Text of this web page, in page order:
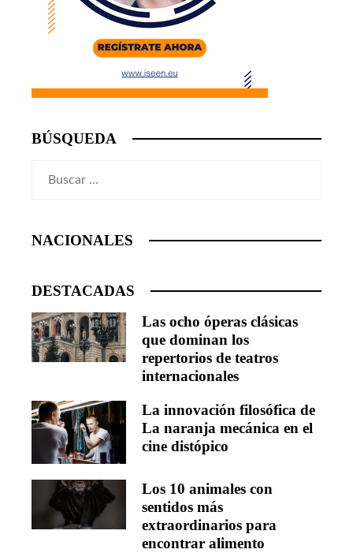
BÚSQUEDA
NACIONALES
DESTACADAS
Las ocho óperas clásicas
que dominan los
repertorios de teatros
internacionales
La innovación filosófica de
La naranja mecánica en el
cine distópico
Los 10 animales con
sentidos más
extraordinarios para
encontrar alimento